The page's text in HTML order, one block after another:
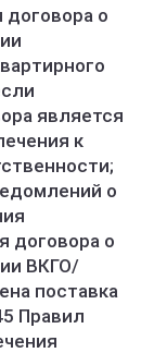
договора о
является
к
о
договора о
ВКГО/
поставка
Правил